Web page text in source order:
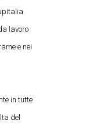
lavoro
e nei
in tutte
del